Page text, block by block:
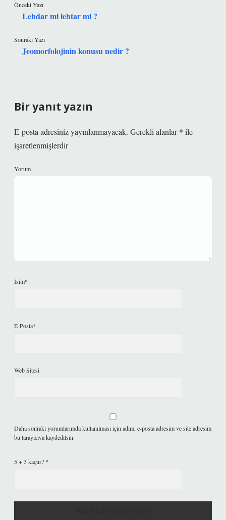
Önceki Yazı
Lehdar mi lehtar mi ?
Sonraki Yazı
Jeomorfolojinin konusu nedir ?
Bir yanıt yazın
E-posta adresiniz yayınlanmayacak. Gerekli alanlar* ile
işaretlenmişlerdir
Yorum
İsim*
E-Posta*
Web Sitesi
Daha sonraki yorumlarımda kullanılması için adım, e-posta adresim ve site adresim
bu tarayıcıya kaydedilsin.
5 + 3 kaçtır? *